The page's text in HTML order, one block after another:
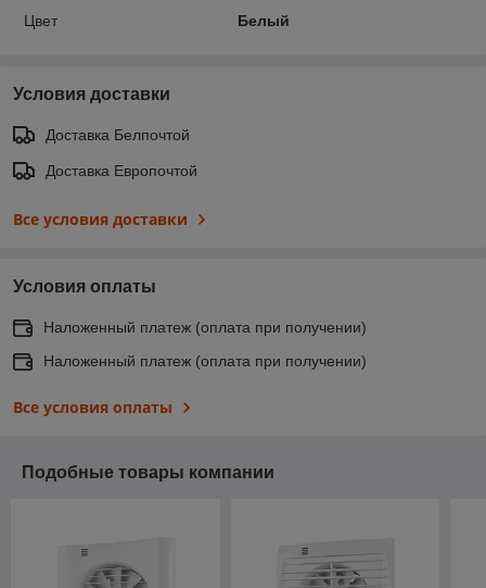
Цвет
Белый
Условия доставки
Доставка Белпочтой
Доставка Европочтой
Все условия доставки
Условия оплаты
Наложенный платеж (оплата при получении)
Наложенный платеж (оплата при получении)
Все условия оплаты
Подобные товары компании